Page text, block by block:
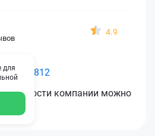
4.9
Polis812
компании можно
для